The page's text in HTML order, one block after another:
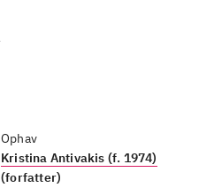
Ophav
Kristina Antivakis (f. 1974)
(forfatter)